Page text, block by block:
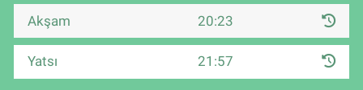
Akşam 20:23
Yatsı 21:57